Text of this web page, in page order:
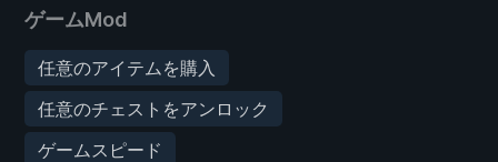
ゲームMod
任意のアイテムを購入
任意のチェストをアンロック
ゲームスピード